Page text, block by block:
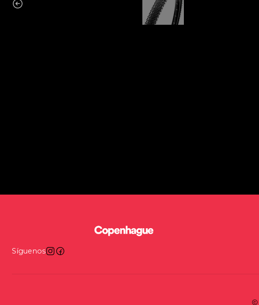
Síguenos